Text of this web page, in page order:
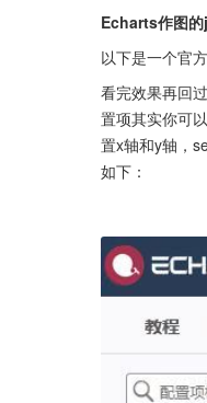
Echarts作图
以下是一个官
看完效果再回
置项其实你可
置x轴和y轴，
如下：